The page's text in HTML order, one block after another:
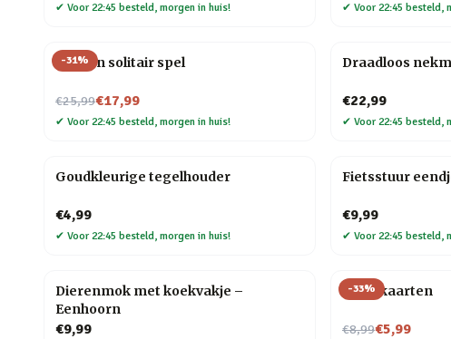
✔ Voor 22:45 besteld, morgen in huis! ✔ Voor 22:45 besteld,
-31%
Houten solitair spel
€25,99
Nu voor€17,99
✔ Voor 22:45 besteld, morgen in huis!
Draadloos
€22,99
✔ Voor 22:45 besteld,
Goudkleurige tegelhouder
€4,99
✔ Voor 22:45 besteld, morgen in huis!
Fietsstuur
€9,99
✔ Voor 22:45 besteld,
Dierenmok met koekvakje –
Eenhoorn
€9,99
-33%
Tarotkaarten
€8,99
Nu voor€5,99